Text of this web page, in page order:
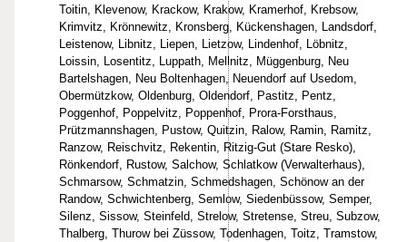
Toitin, Klevenow, Krackow, Krakow, Kramerhof, Krebsow,
Krimvitz, Krönnewitz, Kronsberg, Kückenshagen, Landsdorf,
Leistenow, Libnitz, Liepen, Lietzow, Lindenhof, Löbnitz,
Loissin, Losentitz, Luppath, Mellnitz, Müggenburg, Neu
Bartelshagen, Neu Boltenhagen, Neuendorf auf Usedom,
Obermützkow, Oldenburg, Oldendorf, Pastitz, Pentz,
Poggenhof, Poppelvitz, Poppenhof, Prora-Forsthaus,
Prützmannshagen, Pustow, Quitzin, Ralow, Ramin, Ramitz,
Ranzow, Reischvitz, Rekentin, Ritzig-Gut (Stare Resko),
Rönkendorf, Rustow, Salchow, Schlatkow (Verwalterhaus),
Schmarsow, Schmatzin, Schmedshagen, Schönow an der
Randow, Schwichtenberg, Semlow, Siedenbüssow, Semper,
Silenz, Sissow, Steinfeld, Strelow, Stretense, Streu, Subzow,
Thalberg, Thurow bei Züssow, Todenhagen, Toitz, Tramstow,